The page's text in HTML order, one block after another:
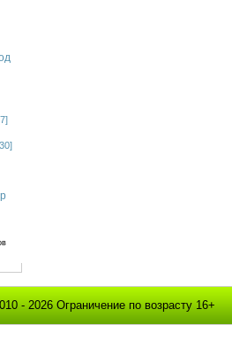
- 2026 Ограничение по возрасту 16+